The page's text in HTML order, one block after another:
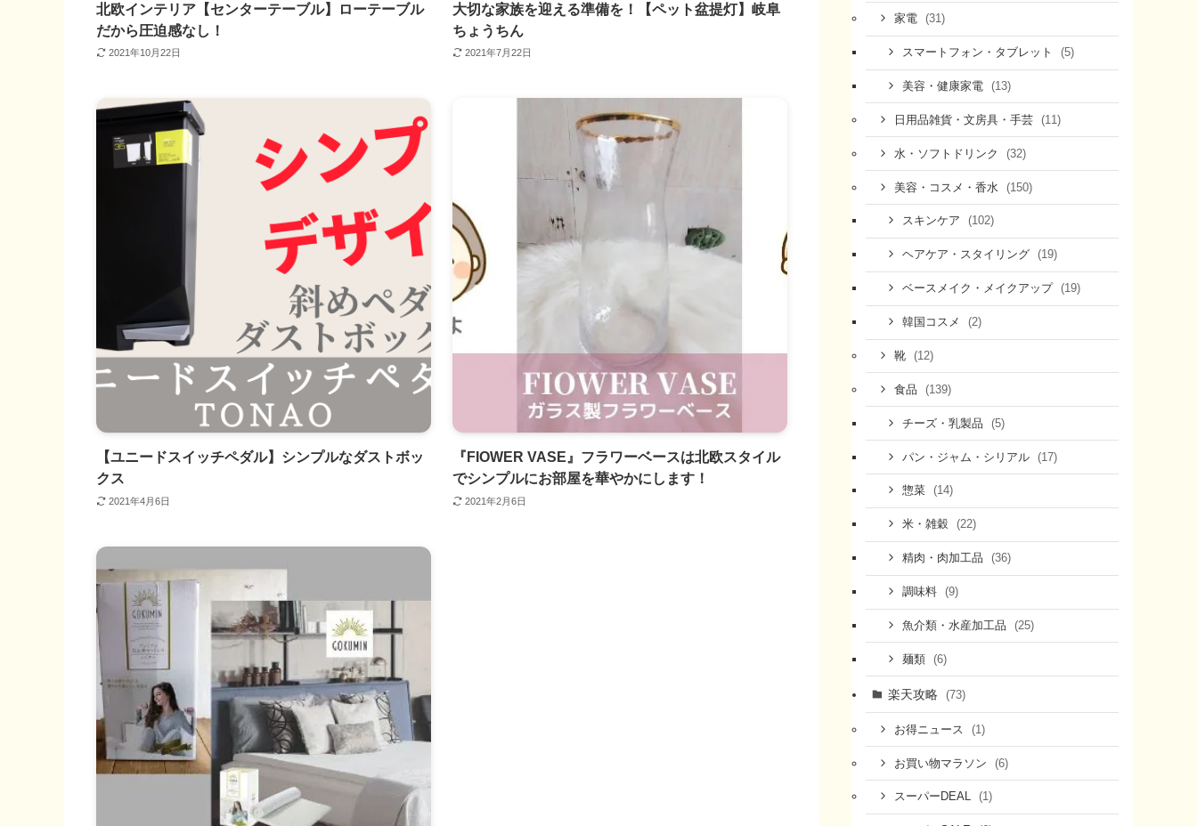
北欧インテリア【センターテーブル】ローテーブル
だから圧迫感なし！
2021年10月22日
大切な家族を迎える準備を！【ペット盆提灯】岐阜
ちょうちん
2021年7月22日
【ユニードスイッチペダル】シンプルなダストボッ
クス
2021年4月6日
『FIOWER VASE』フラワーベースは北欧スタイル
でシンプルにお部屋を華やかにします！
2021年2月6日
家電 (31)
スマートフォン・タブレット (5)
美容・健康家電 (13)
日用品雑貨・文房具・手芸 (11)
水・ソフトドリンク (32)
美容・コスメ・香水 (150)
スキンケア (102)
ヘアケア・スタイリング (19)
ベースメイク・メイクアップ (19)
韓国コスメ (2)
靴 (12)
食品 (139)
チーズ・乳製品 (5)
パン・ジャム・シリアル (17)
惣菜 (14)
米・雑穀 (22)
精肉・肉加工品 (36)
調味料 (9)
魚介類・水産加工品 (25)
麺類 (6)
楽天攻略 (73)
お得ニュース (1)
お買い物マラソン (6)
スーパーDEAL (1)